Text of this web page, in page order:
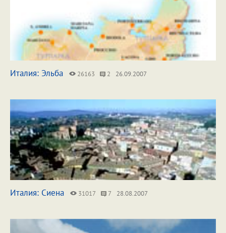
Италия: Эльба 26163 2 26.09.2007
Италия: Сиена 31017 7 28.08.2007